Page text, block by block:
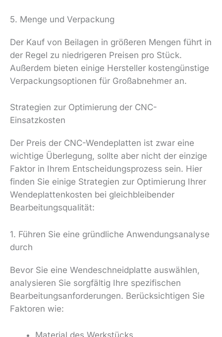
5. Menge und Verpackung
Der Kauf von Beilagen in größeren Mengen führt in
der Regel zu niedrigeren Preisen pro Stück.
Außerdem bieten einige Hersteller kostengünstige
Verpackungsoptionen für Großabnehmer an.
Strategien zur Optimierung der CNC-
Einsatzkosten
Der Preis der CNC-Wendeplatten ist zwar eine
wichtige Überlegung, sollte aber nicht der einzige
Faktor in Ihrem Entscheidungsprozess sein. Hier
finden Sie einige Strategien zur Optimierung Ihrer
Wendeplattenkosten bei gleichbleibender
Bearbeitungsqualität:
1. Führen Sie eine gründliche Anwendungsanalyse
durch
Bevor Sie eine Wendeschneidplatte auswählen,
analysieren Sie sorgfältig Ihre spezifischen
Bearbeitungsanforderungen. Berücksichtigen Sie
Faktoren wie:
Material des Werkstücks